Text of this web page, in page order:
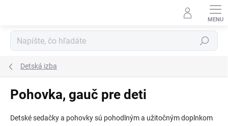
Hľadať
Detská izba
Pohovka, gauč pre deti
Detské sedačky a pohovky sú pohodlným a užitočným doplnkom